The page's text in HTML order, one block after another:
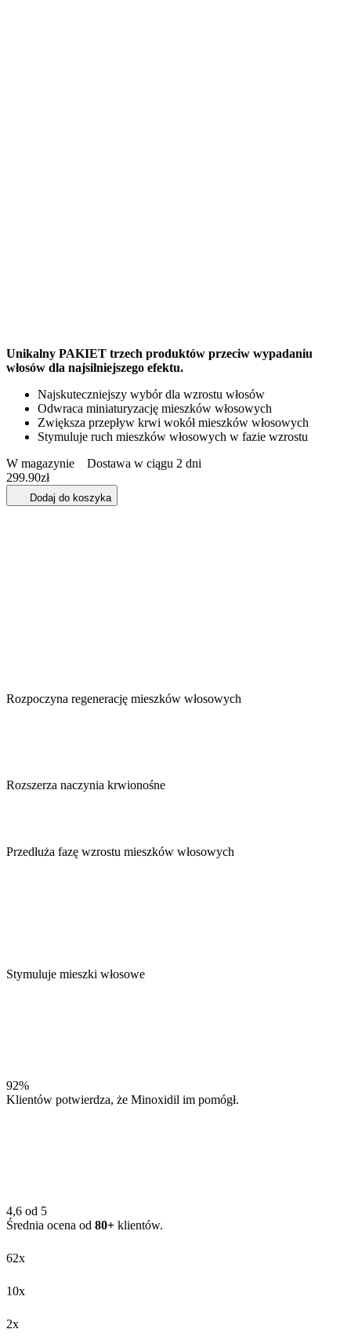
Unikalny PAKIET trzech produktów przeciw wypadaniu
włosów dla najsilniejszego efektu.
Najskuteczniejszy wybór dla wzrostu włosów
Odwraca miniaturyzację mieszków włosowych
Zwiększa przepływ krwi wokół mieszków włosowych
Stymuluje ruch mieszków włosowych w fazie wzrostu
W magazynie
Dostawa w ciągu 2 dni
299.90zł
Dodaj do koszyka
Rozpoczyna regenerację mieszków włosowych
Rozszerza naczynia krwionośne
Przedłuża fazę wzrostu mieszków włosowych
Stymuluje mieszki włosowe
92%
Klientów potwierdza, że Minoxidil im pomógł.
4,6 od 5
Średnia ocena od 80+ klientów.
62x
10x
2x